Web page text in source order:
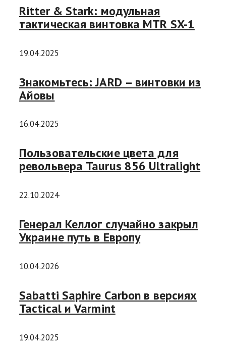
Ritter & Stark: модульная
тактическая винтовка MTR SX-1
19.04.2025
Знакомьтесь: JARD – винтовки из
Айовы
16.04.2025
Пользовательские цвета для
револьвера Taurus 856 Ultralight
22.10.2024
Генерал Келлог случайно закрыл
Украине путь в Европу
10.04.2026
Sabatti Saphire Carbon в версиях
Tactical и Varmint
19.04.2025